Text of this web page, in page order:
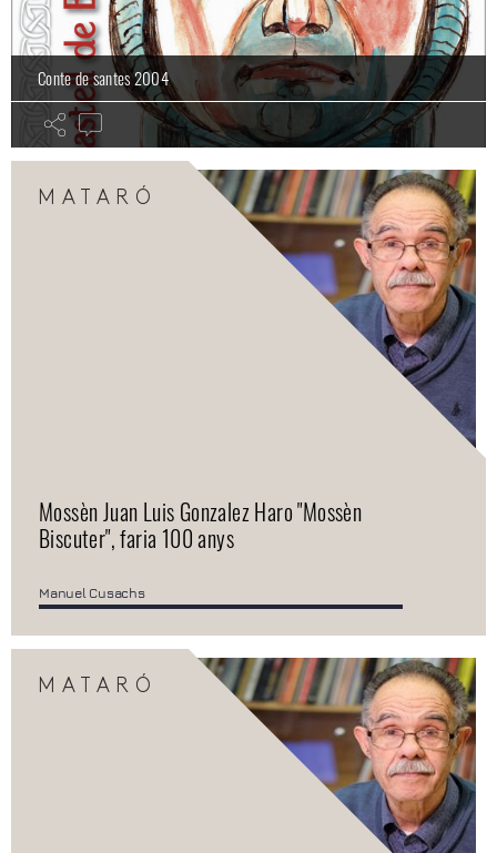
Conte de santes 2004
MATARÓ
Mossèn Juan Luis Gonzalez Haro "Mossèn
Biscuter", faria 100 anys
Manuel Cusachs
MATARÓ